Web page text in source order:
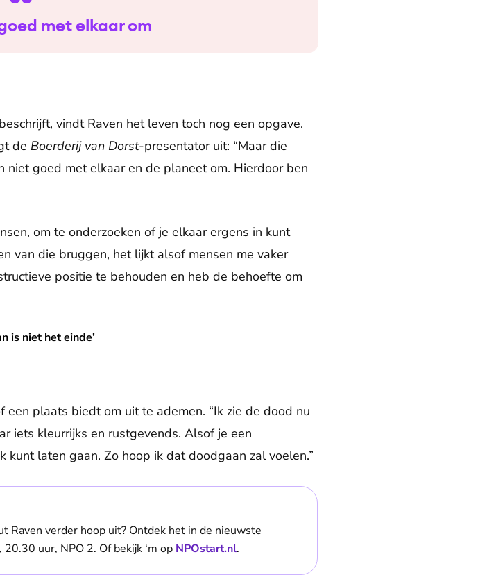
met elkaar om
vindt Raven het leven toch nog een opgave.
de Boerderij van Dorst-presentator uit: “Maar die
goed met elkaar en de planeet om. Hierdoor ben
om te onderzoeken of je elkaar ergens in kunt
van die bruggen, het lijkt alsof mensen me vaker
positie te behouden en heb de behoefte om
is niet het einde’
plaats biedt om uit te ademen. “Ik zie de dood nu
iets kleurrijks en rustgevends. Alsof je een
laten gaan. Zo hoop ik dat doodgaan zal voelen.”
Raven verder hoop uit? Ontdek het in de nieuwste
uur, NPO 2. Of bekijk ‘m op NPOstart.nl.